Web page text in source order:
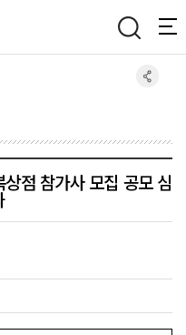
점 참가사 모집 공모 심